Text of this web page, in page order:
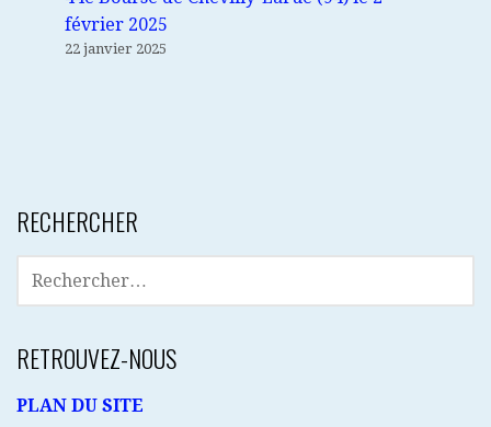
février 2025
22 janvier 2025
RECHERCHER
RECHERCHER :
RETROUVEZ-NOUS
PLAN DU SITE